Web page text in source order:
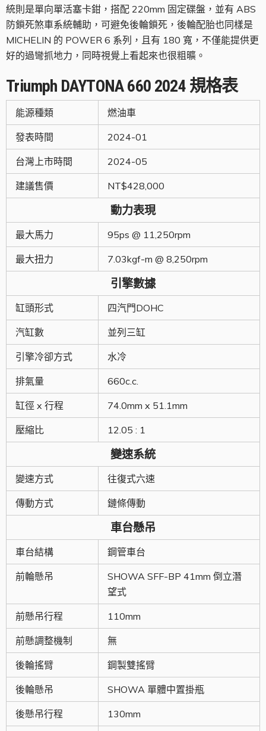
統則是單向單活塞卡鉗，搭配 220mm 固定碟盤，並有 ABS
防鎖死煞車系統輔助，可避免後輪鎖死，後輪配胎也同樣是
MICHELIN 的 POWER 6 系列，且有 180 寬，不僅能提供更
好的過彎抓地力，同時視覺上看起來也很粗曠。
Triumph DAYTONA 660 2024 規格表
能源種類 燃油車
發表時間 2024-01
台灣上市時間 2024-05
建議售價 NT$428,000
動力表現
最大馬力 95ps @ 11,250rpm
最大扭力 7.03kgf-m @ 8,250rpm
引擎數據
缸頭形式 四汽門DOHC
汽缸數 並列三缸
引擎冷卻方式 水冷
排氣量 660c.c.
缸徑 x 行程 74.0mm x 51.1mm
壓縮比 12.05 : 1
變速系統
變速方式 往復式六速
傳動方式 鏈條傳動
車台懸吊
車台結構 鋼管車台
前輪懸吊
SHOWA SFF-BP 41mm 倒立潛
望式
前懸吊行程 110mm
前懸調整機制 無
後輪搖臂 鋼製雙搖臂
後輪懸吊 SHOWA 單體中置掛瓶
後懸吊行程 130mm